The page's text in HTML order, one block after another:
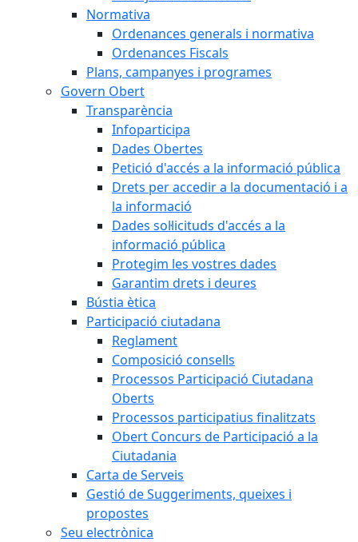
Normativa
Ordenances generals i normativa
Ordenances Fiscals
Plans, campanyes i programes
Govern Obert
Transparència
Infoparticipa
Dades Obertes
Petició d'accés a la informació pública
Drets per accedir a la documentació i a
la informació
Dades sol·licituds d'accés a la
informació pública
Protegim les vostres dades
Garantim drets i deures
Bústia ètica
Participació ciutadana
Reglament
Composició consells
Processos Participació Ciutadana
Oberts
Processos participatius finalitzats
Obert Concurs de Participació a la
Ciutadania
Carta de Serveis
Gestió de Suggeriments, queixes i
propostes
Seu electrònica